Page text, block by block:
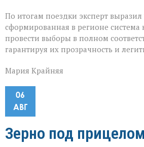
По итогам поездки эксперт выразил
сформированная в регионе система
провести выборы в полном
гарантируя их прозрачность и
Мария Крайняя
06
АВГ
Зерно под